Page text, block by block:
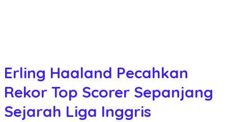
Erling Haaland Pecahkan
Rekor Top Scorer Sepanjang
Sejarah Liga Inggris